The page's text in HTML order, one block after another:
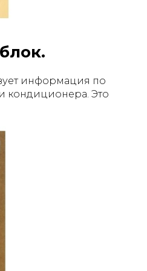
информация по
кондиционера. Это